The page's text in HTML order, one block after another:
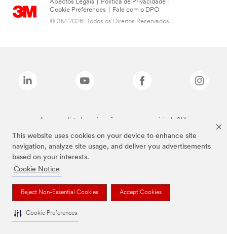
This website uses cookies on your device to enhance site
navigation, analyze site usage, and deliver you advertisements
based on your interests.
Cookie Notice
Reject Non-Essential Cookies Accept Cookies
Cookie Preferences
Apectos Legais Política de Privacidade
Cookie Preferences
Fale com o DPO
© 3M 2026. Todos os Direitos Reservados.
As marcas listadas a cima são marcas comerciais da 3M.